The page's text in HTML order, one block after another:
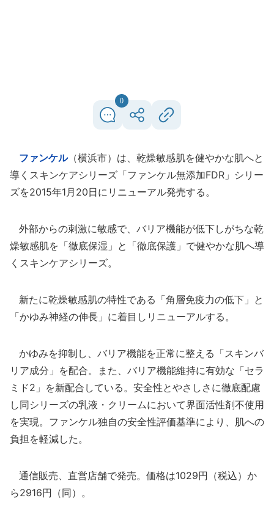
0
ファンケル（横浜市）は、乾燥敏感肌を健やかな肌へと
導くスキンケアシリーズ「ファンケル無添加FDR」シリー
ズを2015年1月20日にリニューアル発売する。
外部からの刺激に敏感で、バリア機能が低下しがちな乾
燥敏感肌を「徹底保湿」と「徹底保護」で健やかな肌へ導
くスキンケアシリーズ。
新たに乾燥敏感肌の特性である「角層免疫力の低下」と
「かゆみ神経の伸長」に着目しリニューアルする。
かゆみを抑制し、バリア機能を正常に整える「スキンバ
リア成分」を配合。また、バリア機能維持に有効な「セラ
ミド2」を新配合している。安全性とやさしさに徹底配慮
し同シリーズの乳液・クリームにおいて界面活性剤不使用
を実現。ファンケル独自の安全性評価基準により、肌への
負担を軽減した。
通信販売、直営店舗で発売。価格は1029円（税込）か
ら2916円（同）。